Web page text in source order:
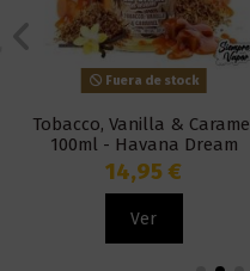
Fuera de stock
Tobacco, Vanilla & Caramel
100ml - Havana Dream
14,95 €
Ver